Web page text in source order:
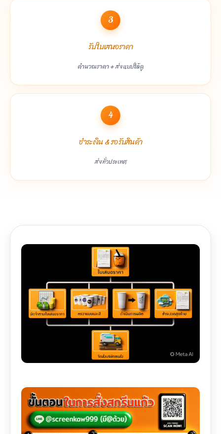
3
รับใบเสนอราคา
คำนวณราคา + ส่งแบบให้ดู
4
ชำระเงิน & รอรับสินค้า
ส่งทั่วประเทศ